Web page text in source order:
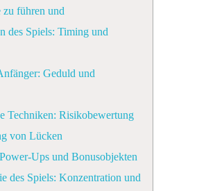
zu führen und
des Spiels: Timing und
Geduld und
Techniken: Risikobewertung
von Lücken
Ups und Bonusobjekten
des Spiels: Konzentration und